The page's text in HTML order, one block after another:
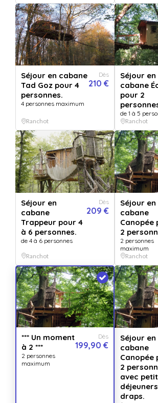
199.90€- Acheter
Ou offrez une carte cadeau valable chez nos
partenaires :
150€ 200€
Séjour en cabane
Tad Goz pour 4
personnes.
4 personnes maximum
Dès
210 €
Ranchot
Séjour en
cabane
pour 2
de 1 à 5
Ranchot
Séjour en
cabane
Trappeur pour 4
à 6 personnes.
de 4 à 6 personnes
Dès
209 €
Ranchot
Séjour en
cabane
Canopée
2
2 personnes
maximum
Ranchot
*** Un moment
à 2 ***
2 personnes
maximum
Dès
199,90 €
Séjour en
cabane
Canopée
2
avec
draps.
Ce bon comprend
Une nuitée insolite et perchée dans la forêt
nord du Jura.
Un séjour au calme vous attend dans la
personnes avec les draps et le lit fait à votre
Traiteur (Local poisson, Local viande ou
déjeuners grande faim ou salé sont compris
nuit (2 nuits = 4 repas + 4 petits déjeuners).
Pour une immersion en pleine nature, nos
en pleine forêt.
ATTENTION : Bon cadeau à utiliser du 1er
02 avril 2027 inclus.
En option